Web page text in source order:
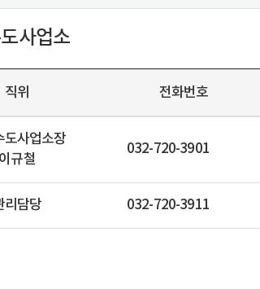
사업소
직위 전화번호
도사업소장
규철
032-720-3901
리담당 032-720-3911